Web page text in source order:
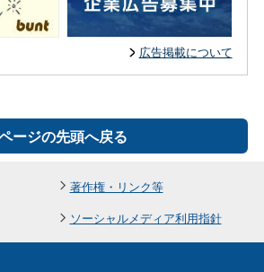
広告掲載について
ージの先頭へ戻る
著作権・リンク等
ソーシャルメディア利用指針